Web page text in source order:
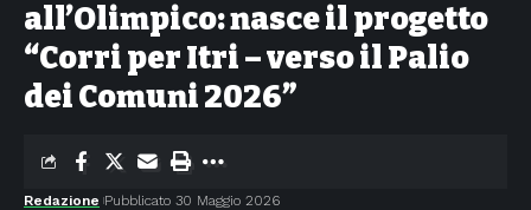
all’Olimpico: nasce il progetto
“Corri per Itri – verso il Palio
dei Comuni 2026”
Redazione Pubblicato 30 Maggio 2026